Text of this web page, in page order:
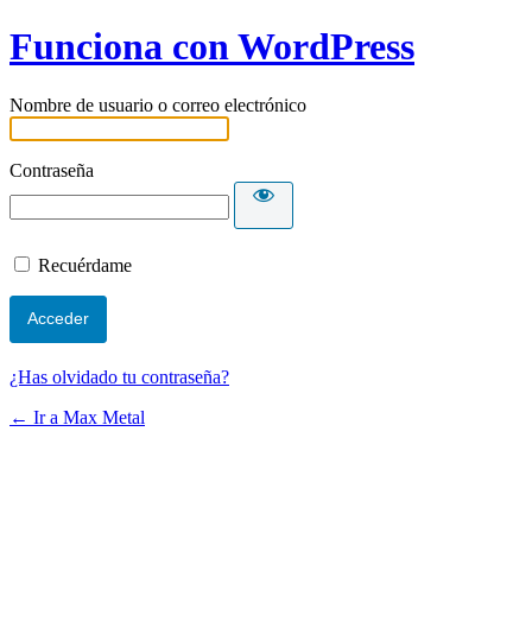
Funciona con WordPress
Nombre de usuario o correo electrónico
Contraseña
Recuérdame
¿Has olvidado tu contraseña?
← Ir a Max Metal